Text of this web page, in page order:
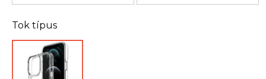
Tok típus